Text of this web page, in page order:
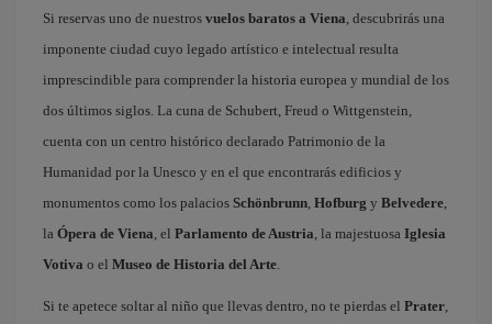
Si reservas uno de nuestros vuelos baratos a Viena, descubrirás una
imponente ciudad cuyo legado artístico e intelectual resulta
imprescindible para comprender la historia europea y mundial de los
dos últimos siglos. La cuna de Schubert, Freud o Wittgenstein,
cuenta con un centro histórico declarado Patrimonio de la
Humanidad por la Unesco y en el que encontrarás edificios y
monumentos como los palacios Schönbrunn, Hofburg y Belvedere,
la Ópera de Viena, el Parlamento de Austria, la majestuosa Iglesia
Votiva o el Museo de Historia del Arte.
Si te apetece soltar al niño que llevas dentro, no te pierdas el Prater,